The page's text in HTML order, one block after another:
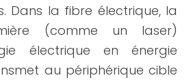
Dans la fibre électrique, la
(comme un laser)
électrique en énergie
au périphérique cible